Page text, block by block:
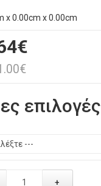
x 0.00cm x 0.00cm
επιλογές
+